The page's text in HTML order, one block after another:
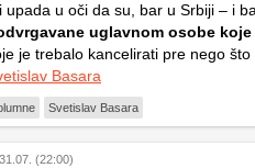
upada u oči da su, bar u Srbiji – i
uglavnom osobe
je trebalo kancelirati pre nego
Basara
Svetislav Basara
31.07. (22:00)